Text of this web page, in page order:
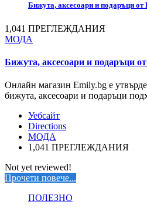
Бижута, аксесоари и подаръци от
1,041 ПРЕГЛЕЖДАНИЯ
МОДА
Бижута, аксесоари и подаръци
Онлайн магазин Emily.bg е
бижута, аксесоари и подаръци
Уебсайт
Directions
МОДА
1,041 ПРЕГЛЕЖДАНИЯ
Not yet reviewed!
Прочети повече...
ПОЛЕЗНО